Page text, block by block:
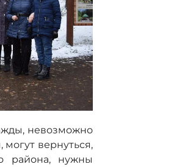
невозможно
вернуться,
района, нужны